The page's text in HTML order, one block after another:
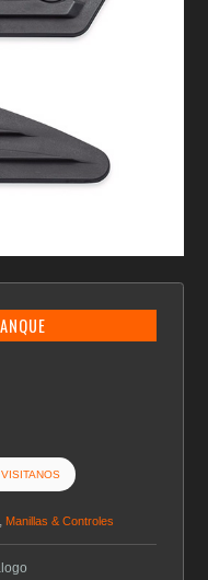
VISITANOS
, Manillas & Controles